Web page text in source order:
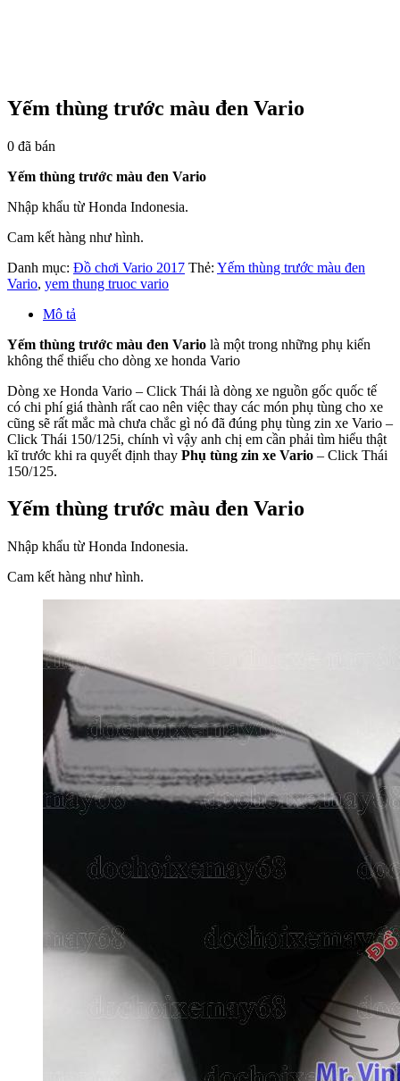
Yếm thùng trước màu đen Vario
0 đã bán
Yếm thùng trước màu đen Vario
Nhập khẩu từ Honda Indonesia.
Cam kết hàng như hình.
Danh mục: Đồ chơi Vario 2017 Thẻ: Yếm thùng trước màu đen
Vario, yem thung truoc vario
Mô tả
Yếm thùng trước màu đen Vario là một trong những phụ kiến
không thể thiếu cho dòng xe honda Vario
Dòng xe Honda Vario – Click Thái là dòng xe nguồn gốc quốc tế
có chi phí giá thành rất cao nên việc thay các món phụ tùng cho xe
cũng sẽ rất mắc mà chưa chắc gì nó đã đúng phụ tùng zin xe Vario –
Click Thái 150/125i, chính vì vậy anh chị em cần phải tìm hiểu thật
kĩ trước khi ra quyết định thay Phụ tùng zin xe Vario – Click Thái
150/125.
Yếm thùng trước màu đen Vario
Nhập khẩu từ Honda Indonesia.
Cam kết hàng như hình.